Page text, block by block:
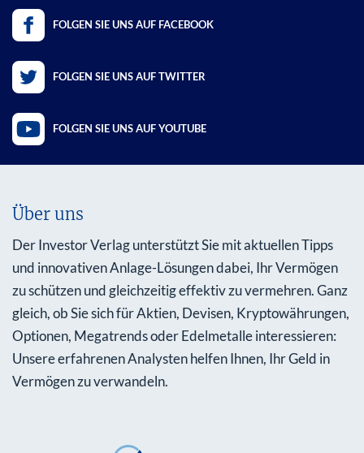
FOLGEN SIE UNS AUF FACEBOOK
FOLGEN SIE UNS AUF TWITTER
FOLGEN SIE UNS AUF YOUTUBE
Über uns
Der Investor Verlag unterstützt Sie mit aktuellen Tipps
und innovativen Anlage-Lösungen dabei, Ihr Vermögen
zu schützen und gleichzeitig effektiv zu vermehren. Ganz
gleich, ob Sie sich für Aktien, Devisen, Kryptowährungen,
Optionen, Megatrends oder Edelmetalle interessieren:
Unsere erfahrenen Analysten helfen Ihnen, Ihr Geld in
Vermögen zu verwandeln.